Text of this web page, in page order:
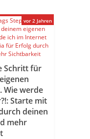
Schritt für
Wie werde
Starte mit
deinen
mehr
vor 2 Jahren